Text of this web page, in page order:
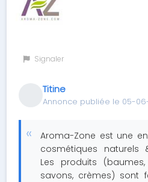
Signaler
Titine
Annonce publiée le 05-
Aroma-Zone est une
cosmétiques naturels
Les produits
savons, crèmes) sont